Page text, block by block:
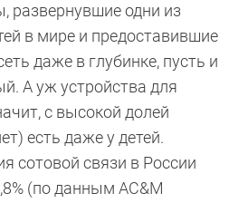
развернувшие одни из
в мире и предоставившие
даже в глубинке, пусть и
А уж устройства для
с высокой долей
есть даже у детей.
сотовой связи в России
(по данным AC&M